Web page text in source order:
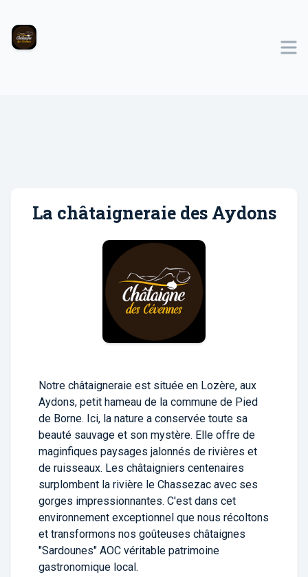
La châtaigneraie des Aydons
Notre châtaigneraie est située en Lozère, aux
Aydons, petit hameau de la commune de Pied
de Borne. Ici, la nature a conservée toute sa
beauté sauvage et son mystère. Elle offre de
maginfiques paysages jalonnés de rivières et
de ruisseaux. Les châtaigniers centenaires
surplombent la rivière le Chassezac avec ses
gorges impressionnantes. C'est dans cet
environnement exceptionnel que nous récoltons
et transformons nos goûteuses châtaignes
"Sardounes" AOC véritable patrimoine
gastronomique local.